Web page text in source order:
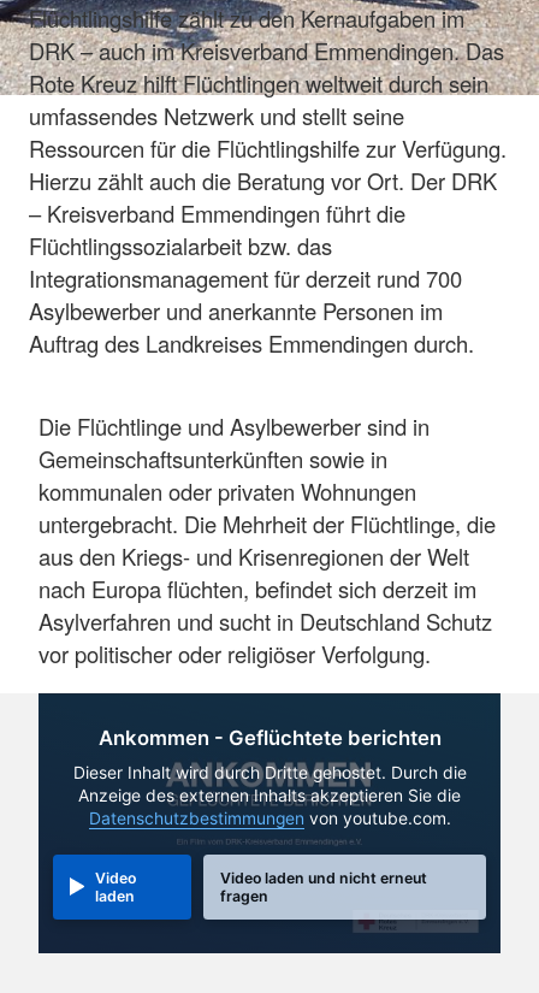
Flüchtlingshilfe zählt zu den Kernaufgaben im
DRK – auch im Kreisverband Emmendingen. Das
Rote Kreuz hilft Flüchtlingen weltweit durch sein
umfassendes Netzwerk und stellt seine
Ressourcen für die Flüchtlingshilfe zur Verfügung.
Hierzu zählt auch die Beratung vor Ort. Der DRK
– Kreisverband Emmendingen führt die
Flüchtlingssozialarbeit bzw. das
Integrationsmanagement für derzeit rund 700
Asylbewerber und anerkannte Personen im
Auftrag des Landkreises Emmendingen durch.
Die Flüchtlinge und Asylbewerber sind in
Gemeinschaftsunterkünften sowie in
kommunalen oder privaten Wohnungen
untergebracht. Die Mehrheit der Flüchtlinge, die
aus den Kriegs- und Krisenregionen der Welt
nach Europa flüchten, befindet sich derzeit im
Asylverfahren und sucht in Deutschland Schutz
vor politischer oder religiöser Verfolgung.
Ankommen - Geflüchtete berichten
Dieser Inhalt wird durch Dritte gehostet. Durch die
Anzeige des externen Inhalts akzeptieren Sie die
Datenschutzbestimmungen von youtube.com.
Video
laden
Video laden und nicht erneut
fragen